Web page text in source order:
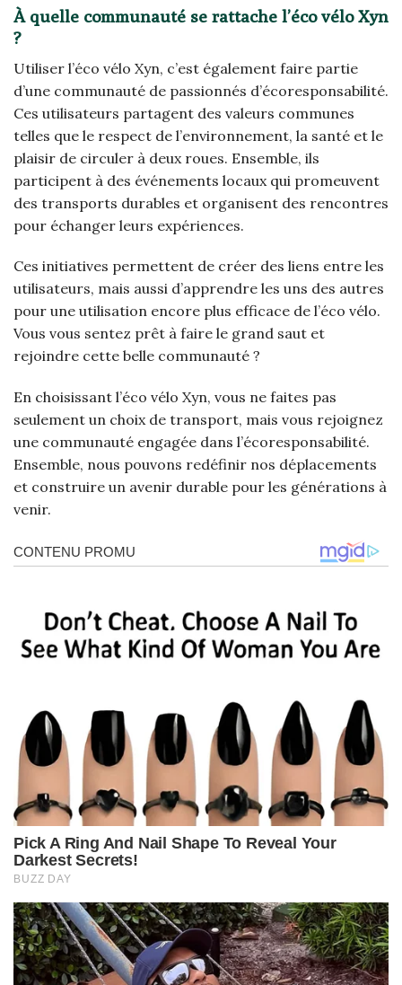
À quelle communauté se rattache l’éco vélo Xyn
?
Utiliser l’éco vélo Xyn, c’est également faire partie
d’une communauté de passionnés d’écoresponsabilité.
Ces utilisateurs partagent des valeurs communes
telles que le respect de l’environnement, la santé et le
plaisir de circuler à deux roues. Ensemble, ils
participent à des événements locaux qui promeuvent
des transports durables et organisent des rencontres
pour échanger leurs expériences.
Ces initiatives permettent de créer des liens entre les
utilisateurs, mais aussi d’apprendre les uns des autres
pour une utilisation encore plus efficace de l’éco vélo.
Vous vous sentez prêt à faire le grand saut et
rejoindre cette belle communauté ?
En choisissant l’éco vélo Xyn, vous ne faites pas
seulement un choix de transport, mais vous rejoignez
une communauté engagée dans l’écoresponsabilité.
Ensemble, nous pouvons redéfinir nos déplacements
et construire un avenir durable pour les générations à
venir.